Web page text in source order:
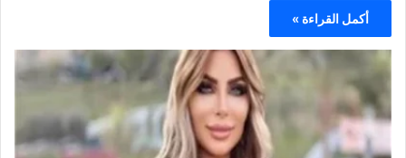
أكمل القراءة »